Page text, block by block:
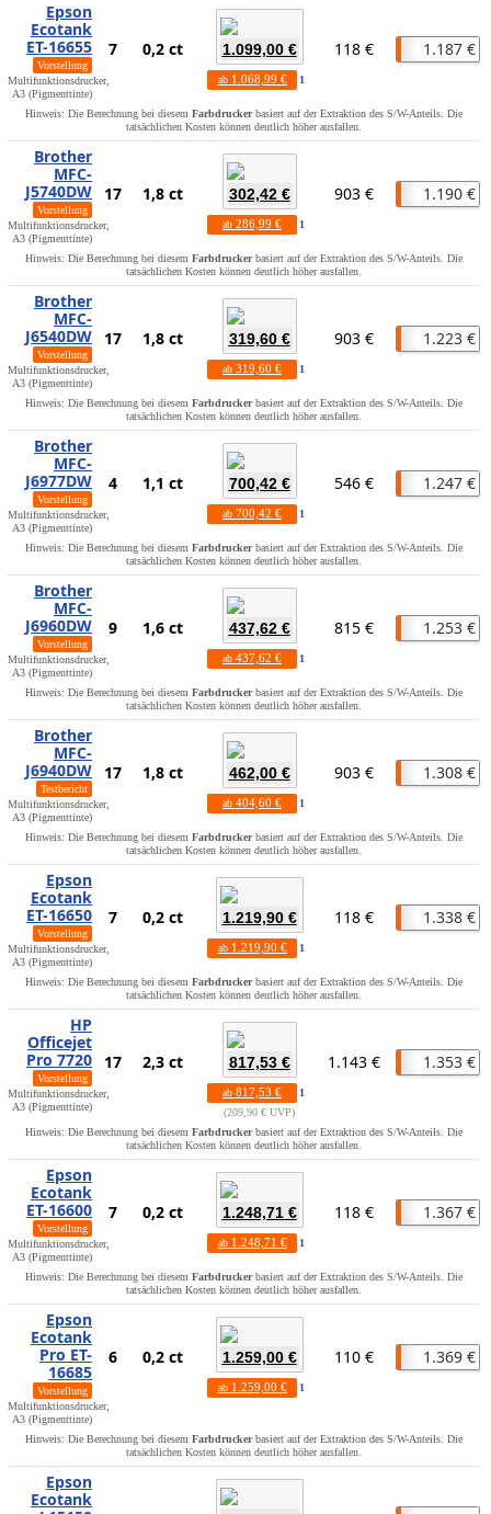
Epson
Ecotank
ET-16655
Vorstellung
Multifunktionsdrucker,
A3 (Pigmenttinte)
7 0,2 ct 1.099,00 €
ab 1.068,99 € 1
118 € 1.187 €
Hinweis: Die Berechnung bei diesem Farbdruckerbasiert auf der Extraktion des S/W-Anteils. Die
tatsächlichen Kosten können deutlich höher ausfallen.
Brother
MFC-
J5740DW
Vorstellung
Multifunktionsdrucker,
A3 (Pigmenttinte)
17 1,8 ct 302,42 €
ab 286,99 € 1
903 € 1.190 €
Hinweis: Die Berechnung bei diesem Farbdruckerbasiert auf der Extraktion des S/W-Anteils. Die
tatsächlichen Kosten können deutlich höher ausfallen.
Brother
MFC-
J6540DW
Vorstellung
Multifunktionsdrucker,
A3 (Pigmenttinte)
17 1,8 ct 319,60 €
ab 319,60 € 1
903 € 1.223 €
Hinweis: Die Berechnung bei diesem Farbdruckerbasiert auf der Extraktion des S/W-Anteils. Die
tatsächlichen Kosten können deutlich höher ausfallen.
Brother
MFC-
J6977DW
Vorstellung
Multifunktionsdrucker,
A3 (Pigmenttinte)
4 1,1 ct 700,42 €
ab 700,42 € 1
546 € 1.247 €
Hinweis: Die Berechnung bei diesem Farbdruckerbasiert auf der Extraktion des S/W-Anteils. Die
tatsächlichen Kosten können deutlich höher ausfallen.
Brother
MFC-
J6960DW
Vorstellung
Multifunktionsdrucker,
A3 (Pigmenttinte)
9 1,6 ct 437,62 €
ab 437,62 € 1
815 € 1.253 €
Hinweis: Die Berechnung bei diesem Farbdruckerbasiert auf der Extraktion des S/W-Anteils. Die
tatsächlichen Kosten können deutlich höher ausfallen.
Brother
MFC-
J6940DW
Testbericht
Multifunktionsdrucker,
A3 (Pigmenttinte)
17 1,8 ct 462,00 €
ab 404,60 € 1
903 € 1.308 €
Hinweis: Die Berechnung bei diesem Farbdruckerbasiert auf der Extraktion des S/W-Anteils. Die
tatsächlichen Kosten können deutlich höher ausfallen.
Epson
Ecotank
ET-16650
Vorstellung
Multifunktionsdrucker,
A3 (Pigmenttinte)
7 0,2 ct 1.219,90 €
ab 1.219,90 € 1
118 € 1.338 €
Hinweis: Die Berechnung bei diesem Farbdruckerbasiert auf der Extraktion des S/W-Anteils. Die
tatsächlichen Kosten können deutlich höher ausfallen.
HP
Officejet
Pro 7720
Vorstellung
Multifunktionsdrucker,
A3 (Pigmenttinte)
17 2,3 ct 817,53 €
ab 817,53 €
1
209,90 € UVP
1.143 € 1.353 €
Hinweis: Die Berechnung bei diesem Farbdruckerbasiert auf der Extraktion des S/W-Anteils. Die
tatsächlichen Kosten können deutlich höher ausfallen.
Epson
Ecotank
ET-16600
Vorstellung
Multifunktionsdrucker,
A3 (Pigmenttinte)
7 0,2 ct 1.248,71 €
ab 1.248,71 € 1
118 € 1.367 €
Hinweis: Die Berechnung bei diesem Farbdruckerbasiert auf der Extraktion des S/W-Anteils. Die
tatsächlichen Kosten können deutlich höher ausfallen.
Epson
Ecotank
Pro ET-
16685
Vorstellung
Multifunktionsdrucker,
A3 (Pigmenttinte)
6 0,2 ct 1.259,00 €
ab 1.259,00 € 1
110 € 1.369 €
Hinweis: Die Berechnung bei diesem Farbdruckerbasiert auf der Extraktion des S/W-Anteils. Die
tatsächlichen Kosten können deutlich höher ausfallen.
Epson
Ecotank